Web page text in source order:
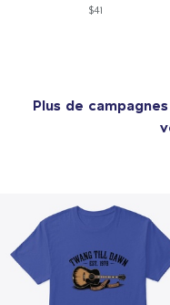
$41
Plus de